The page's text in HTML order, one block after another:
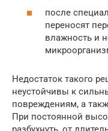
после
переносят
влажность и
Недостаток такого
неустойчивы к
повреждениям, а
При постоянной